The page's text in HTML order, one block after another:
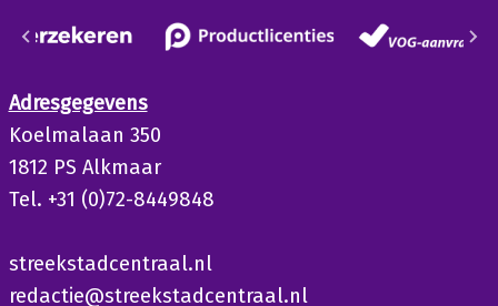
Adresgegevens
Koelmalaan 350
1812 PS Alkmaar
Tel. +31 (0)72-8449848
streekstadcentraal.nl
redactie@streekstadcentraal.nl